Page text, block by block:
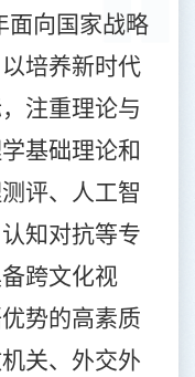
面向国家战略
培养新时代
注重理论与
基础理论和
评、人工智
知对抗等专
跨文化视
势的高素质
关、外交外